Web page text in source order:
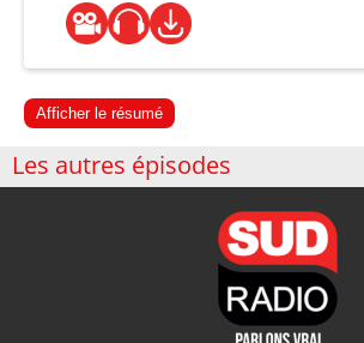
Afficher le résumé
Les autres épisodes